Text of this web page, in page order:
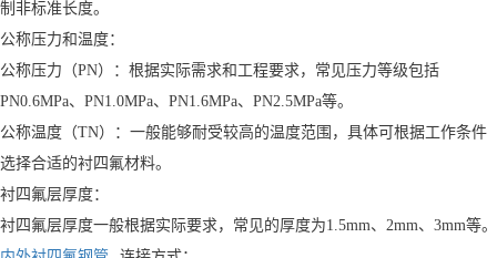
制非标准长度。
公称压力和温度：
公称压力（PN）：根据实际需求和工程要求，常见压力等级包括
PN0.6MPa、PN1.0MPa、PN1.6MPa、PN2.5MPa等。
公称温度（TN）：一般能够耐受较高的温度范围，具体可根据工作条件
选择合适的衬四氟材料。
衬四氟层厚度：
衬四氟层厚度一般根据实际要求，常见的厚度为1.5mm、2mm、3mm等。